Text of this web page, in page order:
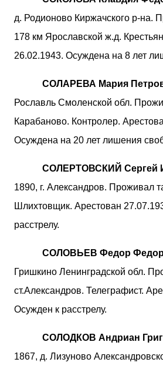
д. Родионово Киржачского р-на.
178 км Ярославской ж.д.
26.02.1943. Осуждена на 8 лет
СОЛАРЕВА Мария
Рославль Смоленской обл.
Карабаново. Контролер.
Осуждена на 20 лет лишения
СОЛЕРТОВСКИЙ Сергей
1890, г. Александров. Проживал
Шлихтовщик. Арестован
расстрелу.
СОЛОВЬЕВ Федор
Гришкино Ленинградской обл.
ст.Александров. Телеграфист.
Осужден к расстрелу.
СОЛОДКОВ Андриан
1867, д. Лизуново